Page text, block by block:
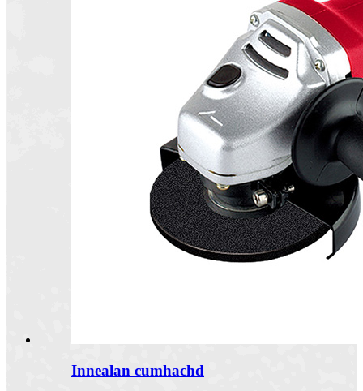
Innealan cumhachd